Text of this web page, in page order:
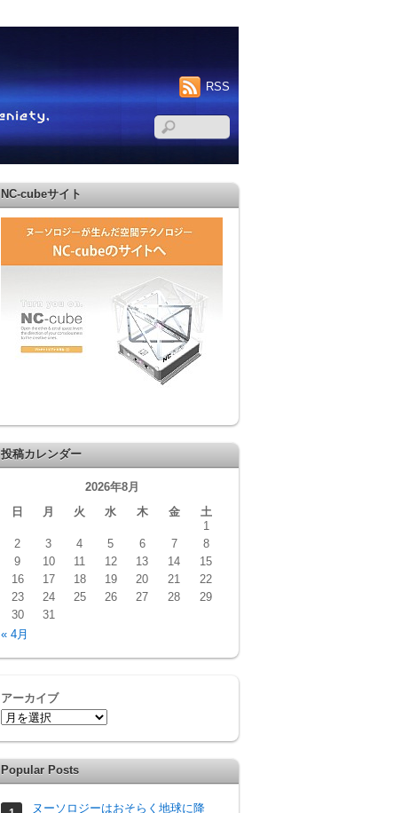
RSS
NC-cubeサイト
投稿カレンダー
2026年8月
日
月 火 水 木 金
土
1
2
3 4 5 6 7
8
9
10 11 12 13 14
15
16
17 18 19 20 21
22
23
24 25 26 27 28
29
30
31
« 4月
アーカイブ
Popular Posts
ヌーソロジーはおそらく地球に降